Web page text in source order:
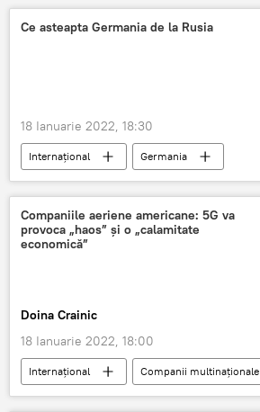
Ce asteapta Germania de la Rusia
18 Ianuarie 2022, 18:30
Internaţional
Germania
Hans-Olaf Henkel
Rusia
Companiile aeriene americane: 5G va
provoca „haos” şi o „calamitate
economică”
Doina Crainic
18 Ianuarie 2022, 18:00
Internaţional
Companii multinaționale
5G
Wi-Fi